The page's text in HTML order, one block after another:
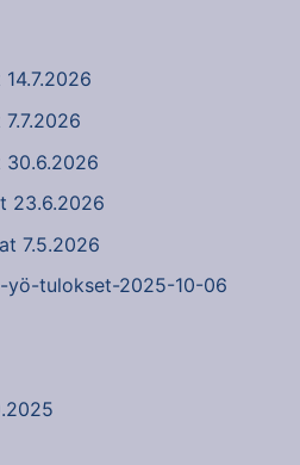
30.6.2026
23.6.2026
7.5.2026
yö-tulokset-2025-10-06